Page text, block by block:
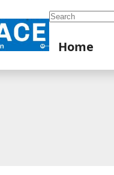
Search
Home